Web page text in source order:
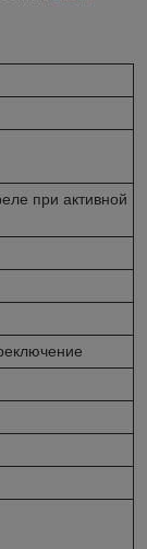
при активной